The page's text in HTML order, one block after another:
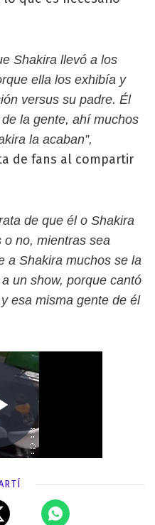
Shakira llevó a los
ella los exhibía y
versus su padre. Él
la gente, ahí muchos
la acaban”,
de fans al compartir
de que él o Shakira
o no, mientras sea
a Shakira muchos se la
un show, porque cantó
esa misma gente de él